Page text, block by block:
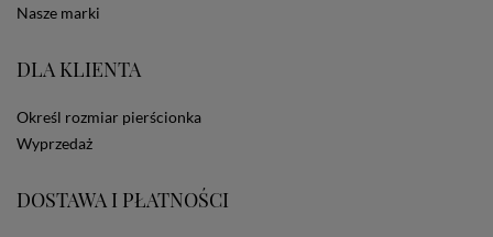
portale społecznościowe, np. Facebook). Korzystanie
dotyczących cookies oznacza, że będą one
stosowanie plików cookies powinien zmienić
ustawienia swojej przeglądarki.
Nasze marki
DLA KLIENTA
Określ rozmiar pierścionka
Wyprzedaż
DOSTAWA I PŁATNOŚCI